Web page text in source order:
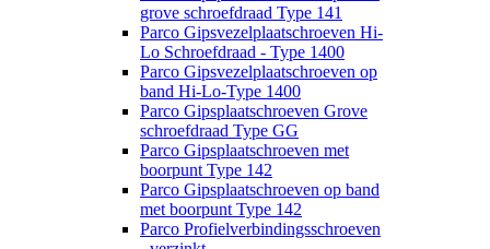
grove schroefdraad Type 141
Parco Gipsvezelplaatschroeven Hi-
Lo Schroefdraad - Type 1400
Parco Gipsvezelplaatschroeven op
band Hi-Lo-Type 1400
Parco Gipsplaatschroeven Grove
schroefdraad Type GG
Parco Gipsplaatschroeven met
boorpunt Type 142
Parco Gipsplaatschroeven op band
met boorpunt Type 142
Parco Profielverbindingsschroeven